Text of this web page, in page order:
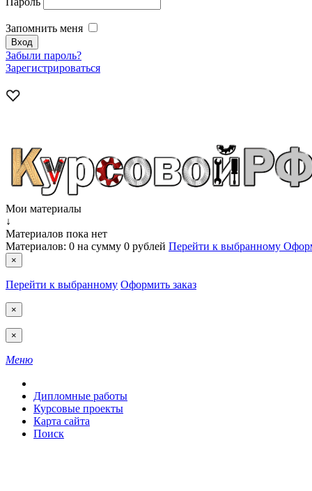
Запомнить меня
Забыли пароль?
Зарегистрироваться
Мои материалы
↓
Материалов пока нет
Материалов: 0 на сумму 0 рублей Перейти к выбранному
×
Перейти к выбранному Оформить заказ
×
×
Меню
Дипломные работы
Курсовые проекты
Карта сайта
Поиск